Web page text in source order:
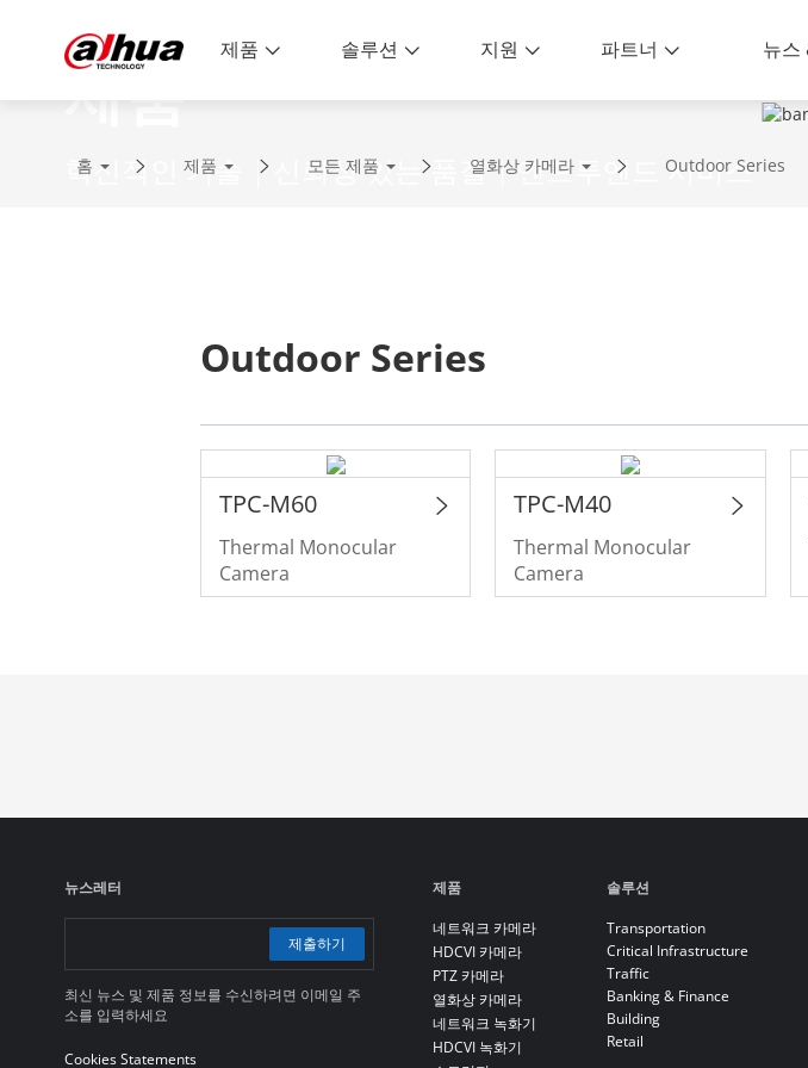
제품 솔루션 지원 파트너
제품
혁신적인 기술 | 신뢰성 있는 품질 | 엔드투엔드 서비스
홈 제품 모든 제품 열화상 카메라 Outdoor Series
Outdoor Series
TPC-M60
Thermal Monocular
Camera
TPC-M40
Thermal Monocular
Camera
뉴스레터
제출하기
최신 뉴스 및 제품 정보를 수신하려면 이메일 주
소를 입력하세요
Cookies Statements
제품
네트워크 카메라
HDCVI 카메라
PTZ 카메라
열화상 카메라
네트워크 녹화기
HDCVI 녹화기
솔루션
Transportation
Critical Infrastructure
Traffic
Banking & Finance
Building
Retail